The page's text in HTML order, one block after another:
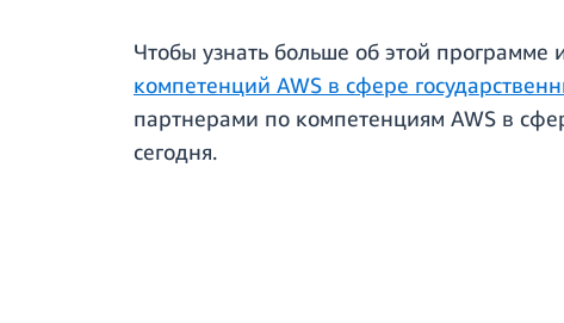
Чтобы узнать больше об этой
компетенций AWS в сфере
партнерами по компетенциям AWS в
сегодня.